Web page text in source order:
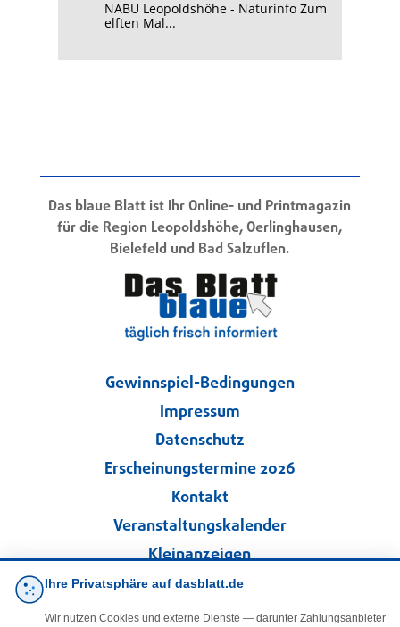
NABU Leopoldshöhe - Naturinfo Zum
elften Mal...
Das blaue Blatt ist Ihr Online- und Printmagazin
für die Region Leopoldshöhe, Oerlinghausen,
Bielefeld und Bad Salzuflen.
Gewinnspiel-Bedingungen
Impressum
Datenschutz
Erscheinungstermine 2026
Kontakt
Veranstaltungskalender
Kleinanzeigen
Ihre Privatsphäre auf dasblatt.de
Wir nutzen Cookies und externe Dienste — darunter Zahlungsanbieter